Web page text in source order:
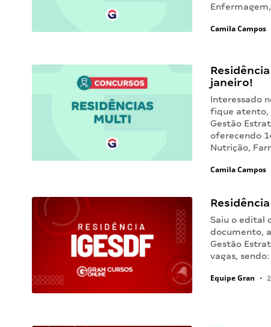
Camila Campos
janeiro!
Interessado
fique atento,
Gestão
oferecendo
Nutrição,
Camila Campos
Saiu o edital
documento,
Gestão
vagas,
Equipe Gran •